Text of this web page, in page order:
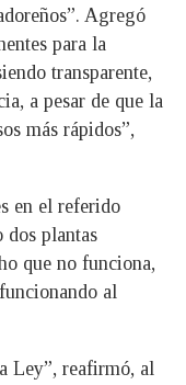
Agregó
para la
transparente,
a pesar de que la
más rápidos”,
en el referido
dos plantas
que no funciona,
al
Ley”, reafirmó, al